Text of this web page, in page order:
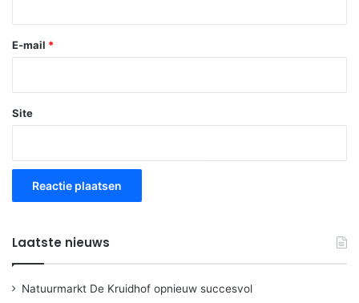
E-mail *
Site
Laatste nieuws
Natuurmarkt De Kruidhof opnieuw succesvol